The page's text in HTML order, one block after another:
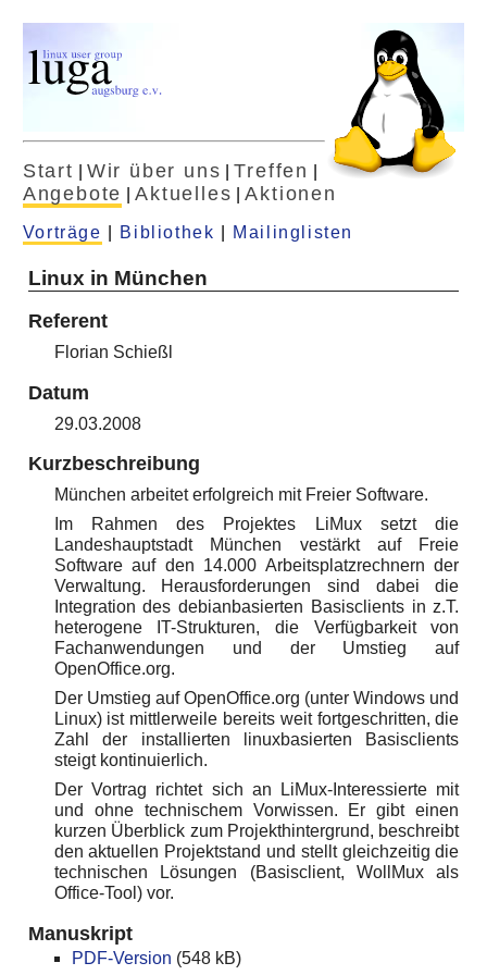
Start Wir über uns |Treffen
Angebote |Aktuelles |Aktionen
Vorträge Bibliothek Mailinglisten
Linux in München
Referent
Florian Schießl
Datum
29.03.2008
Kurzbeschreibung
München arbeitet erfolgreich mit Freier Software.
Im Rahmen des Projektes LiMux setzt die
Landeshauptstadt München vestärkt auf Freie
Software auf den 14.000 Arbeitsplatzrechnern der
Verwaltung. Herausforderungen sind dabei die
Integration des debianbasierten Basisclients in z.T.
heterogene IT-Strukturen, die Verfügbarkeit von
Fachanwendungen und der Umstieg auf
OpenOffice.org.
Der Umstieg auf OpenOffice.org (unter Windows und
Linux) ist mittlerweile bereits weit fortgeschritten, die
Zahl der installierten linuxbasierten Basisclients
steigt kontinuierlich.
Der Vortrag richtet sich an LiMux-Interessierte mit
und ohne technischem Vorwissen. Er gibt einen
kurzen Überblick zum Projekthintergrund, beschreibt
den aktuellen Projektstand und stellt gleichzeitig die
technischen Lösungen (Basisclient, WollMux als
Office-Tool) vor.
Manuskript
PDF-Version (548 kB)